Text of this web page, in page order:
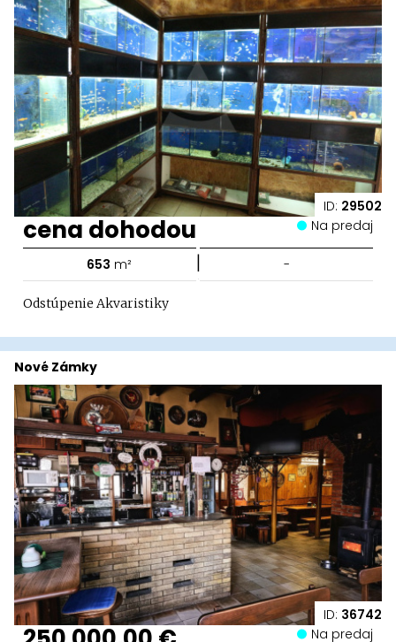
ID: 29502
cena dohodou Na predaj
653 m² | -
Odstúpenie Akvaristiky
ID: 36742
Nové Zámky
Na predaj